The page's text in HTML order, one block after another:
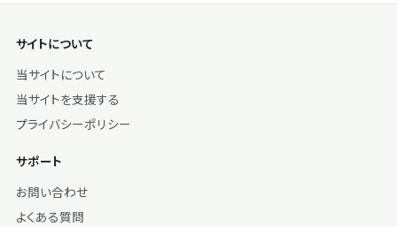
サイトについて
当サイトについて
当サイトを支援する
プライバシーポリシー
サポート
お問い合わせ
よくある質問